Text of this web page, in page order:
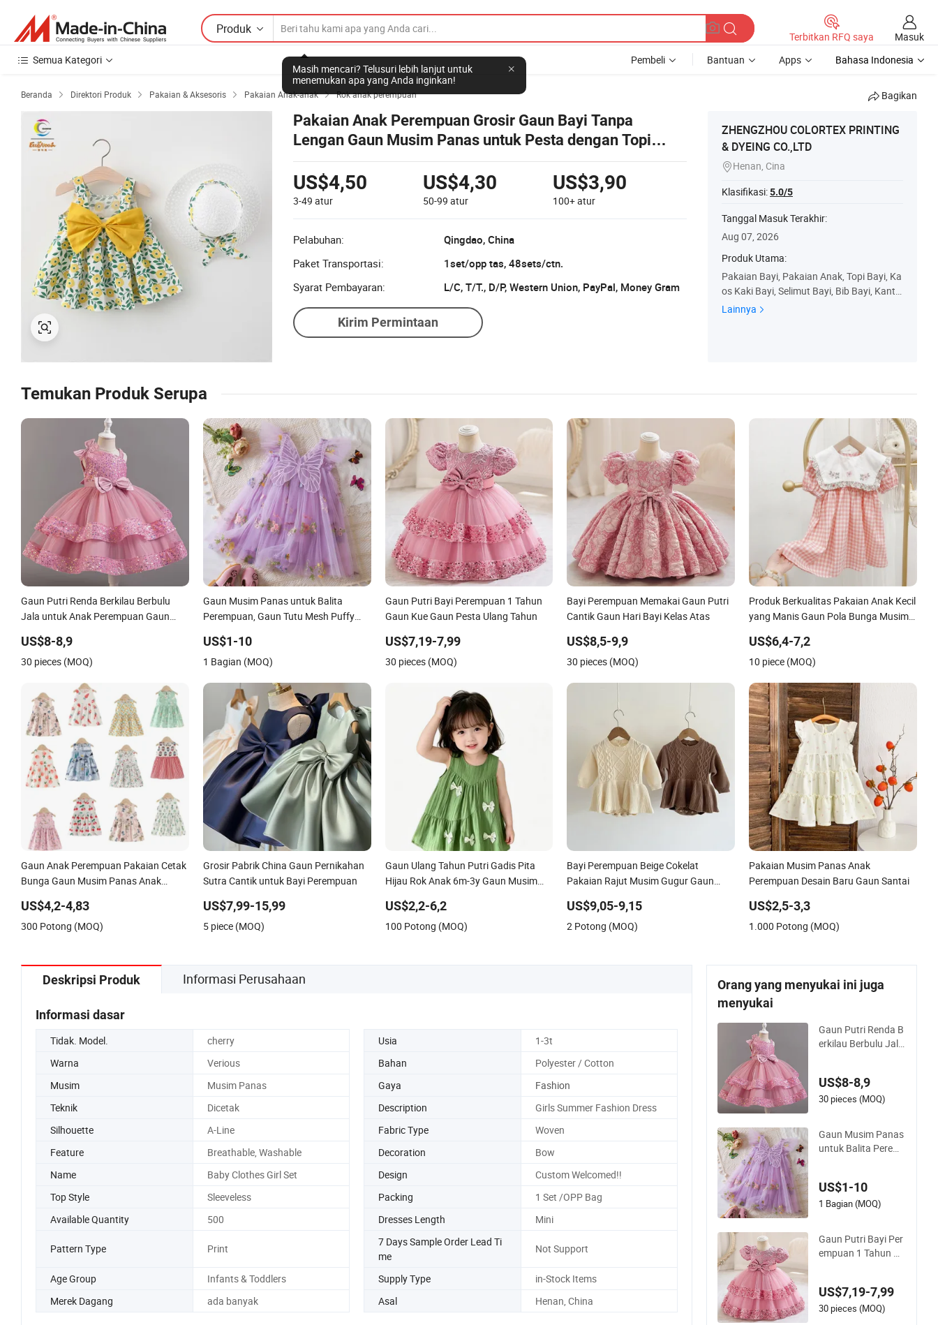
Produk
Masih mencari? Telusuri lebih lanjut untuk
menemukan apa yang Anda inginkan!
Terbitkan RFQ saya
Masuk
Semua Kategori
Pembeli Bantuan Apps Bahasa Indonesia
Beranda  Direktori Produk  Pakaian & Aksesoris  Pakaian Anak-anak  Rok anak perempuan Bagikan
Pakaian Anak Perempuan Grosir Gaun Bayi Tanpa
Lengan Gaun Musim Panas untuk Pesta dengan Topi
Pabrik
US$4,50
3-49 atur
US$4,30
50-99atur
US$3,90
100+atur
Pelabuhan:
Qingdao, China
Paket Transportasi:
1set/opp tas, 48sets/ctn.
Syarat Pembayaran:
L/C, T/T., D/P, Western Union, PayPal, Money Gram
Kirim Permintaan
ZHENGZHOU COLORTEX PRINTING
& DYEING CO.,LTD
Henan, Cina
Klasifikasi:5.0/5
Tanggal Masuk Terakhir:
Aug 07, 2026
Produk Utama:
Pakaian Bayi, Pakaian Anak, Topi Bayi, Ka
os Kaki Bayi, Selimut Bayi, Bib Bayi, Kanto
ng Tidur Bayi, Kain Tc, Kain Katun
Lainnya
Temukan Produk Serupa
Gaun Putri Renda Berkilau Berbulu
Jala untuk Anak Perempuan Gaun
US$8-8,9
30 pieces (MOQ)
Gaun Musim Panas untuk Balita
Perempuan, Gaun Tutu Mesh Puffy
Pesta Ulang Tahun untuk Bayi
Perempuan
US$1-10
1 Bagian (MOQ)
Gaun Putri Bayi Perempuan 1 Tahun
Gaun Kue Gaun Pesta Ulang Tahun
US$7,19-7,99
30 pieces (MOQ)
Bayi Perempuan Memakai Gaun Putri
Cantik Gaun Hari Bayi Kelas Atas
US$8,5-9,9
30 pieces (MOQ)
Produk Berkualitas Pakaian Anak Kecil
yang Manis Gaun Pola Bunga Musim
Fancy Anak Perempuan Gaun Bayi
US$6,4-7,2
10 piece (MOQ)
Gaun Anak Perempuan Pakaian Cetak
Bunga Gaun Musim Panas Anak
Bunga Gaun Santai
US$4,2-4,83
300 Potong (MOQ)
Grosir Pabrik China Gaun Pernikahan
Sutra Cantik untuk Bayi Perempuan
US$7,99-15,99
5 piece (MOQ)
Gaun Ulang Tahun Putri Gadis Pita
Hijau Rok Anak 6m-3y Gaun Musim
US$2,2-6,2
100 Potong (MOQ)
Bayi Perempuan Beige Cokelat
Pakaian Rajut Musim Gugur Gaun
US$9,05-9,15
2 Potong (MOQ)
Pakaian Musim Panas Anak
Perempuan Desain Baru Gaun Santai
US$2,5-3,3
1.000 Potong (MOQ)
Deskripsi Produk Informasi Perusahaan
Informasi dasar
Tidak. Model. cherry Usia
1-3t
Warna
Verious Bahan
Polyester / Cotton
Musim
Musim Panas Gaya
Fashion
Teknik
Dicetak Description
Girls Summer Fashion Dress
Silhouette
A-Line Fabric Type
Woven
Feature
Breathable, Washable Decoration
Bow
Name
Baby Clothes Girl Set Design
Custom Welcomed!!
Top Style
Sleeveless Packing
1 Set /OPP Bag
Available Quantity
500 Dresses Length Mini
Pattern Type Print
7 Days Sample Order Lead Ti
me
Not Support
Age Group Infants & Toddlers Supply Type
in-Stock Items
Merek Dagang
ada banyak Asal Henan, China
Orang yang menyukai ini juga
menyukai
Gaun Putri Renda B
erkilau Berbulu Jala
US$8-8,9
30 pieces (MOQ)
Gaun Musim Panas
untuk Balita Perem
an Bordir Bunga, Pa
kaian Pesta Ulang T
US$1-10
1 Bagian (MOQ)
Gaun Putri Bayi Per
empuan 1 Tahun Ga
US$7,19-7,99
30 pieces (MOQ)